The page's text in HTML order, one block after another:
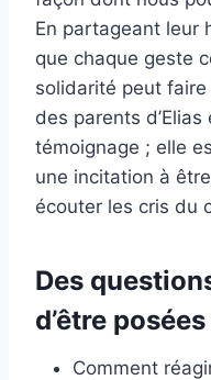
En partageant leur
que chaque geste
solidarité peut
des parents d’Elias
témoignage ; elle
une incitation à
écouter les cris du
Des
d’être posées
Comment